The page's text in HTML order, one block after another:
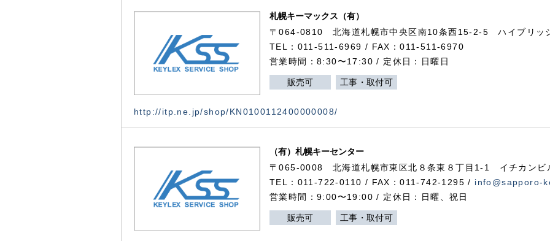
札幌キーマックス（有）
〒064-0810 北海道札幌市中央区南10条西15-2-5 ハイブリッ
TEL：011-511-6969 / FAX：011-511-6970
営業時間：8:30〜17:30 / 定休日：日曜日
販売可 工事・取付可
http://itp.ne.jp/shop/KN0100112400000008/
（有）札幌キーセンター
〒065-0008 北海道札幌市東区北８条東８丁目1-1 イチカンビ
TEL：011-722-0110 / FAX：011-742-1295 / info@sapporo-
営業時間：9:00〜19:00 / 定休日：日曜、祝日
販売可 工事・取付可